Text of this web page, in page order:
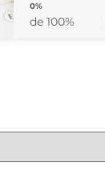
0%
de 100%